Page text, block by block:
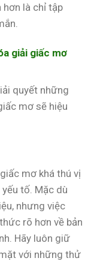
hơn là chỉ tập
giải giấc mơ
quyết những
mơ sẽ hiệu
mơ khá thú vị
tố. Mặc dù
nhưng việc
rõ hơn về bản
Hãy luôn giữ
với những thử